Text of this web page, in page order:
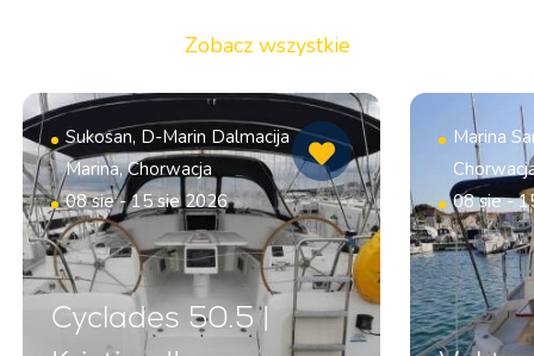
Zobacz wszystkie
Sukosan, D-Marin Dalmacija
Marina, Chorwacja
08 sie - 15 sie 2026
Cyclades 50.5 |
Marina
08 sie -